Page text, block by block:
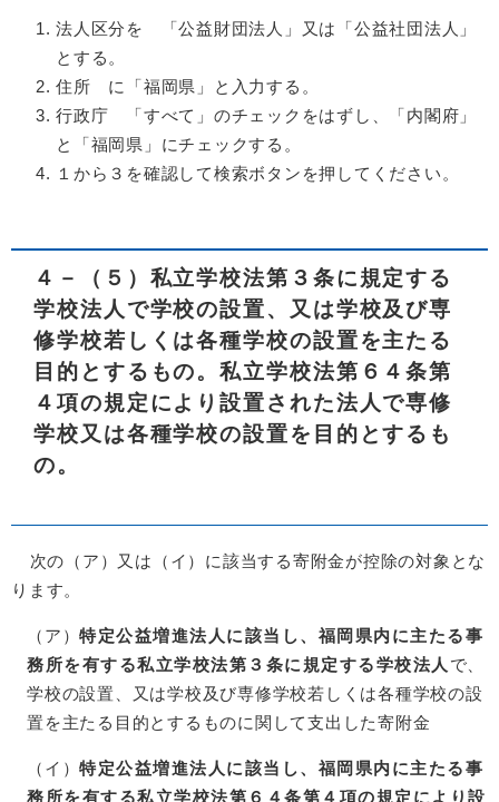
法人区分を 「公益財団法人」又は「公益社団法人」
とする。
住所 に「福岡県」と入力する。
行政庁 「すべて」のチェックをはずし、「内閣府」
と「福岡県」にチェックする。
１から３を確認して検索ボタンを押してください。
４－（５）私立学校法第３条に規定する
学校法人で学校の設置、又は学校及び専
修学校若しくは各種学校の設置を主たる
目的とするもの。私立学校法第６４条第
４項の規定により設置された法人で専修
学校又は各種学校の設置を目的とするも
の。
次の（ア）又は（イ）に該当する寄附金が控除の対象とな
ります。
（ア）特定公益増進法人に該当し、福岡県内に主たる事
務所を有する私立学校法第３条に規定する学校法人 で、
学校の設置、又は学校及び専修学校若しくは各種学校の設
置を主たる目的とするものに関して支出した寄附金
（イ）特定公益増進法人に該当し、福岡県内に主たる事
務所を有する私立学校法第６４条第４項の規定により設